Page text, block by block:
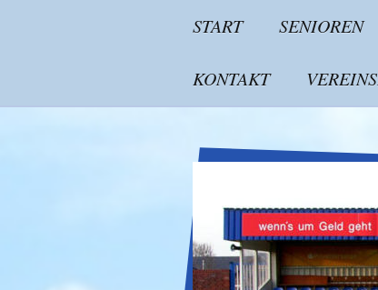
START SENIOREN
KONTAKT